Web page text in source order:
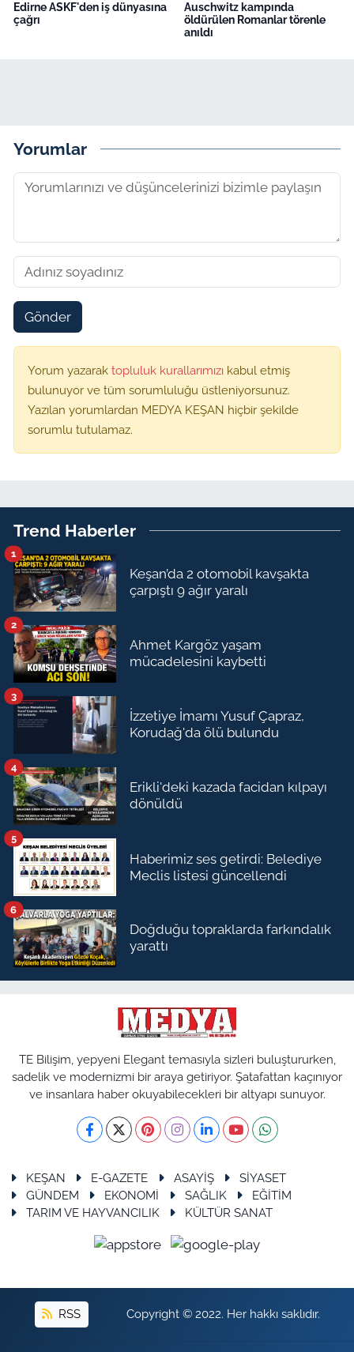
Edirne ASKF'den iş dünyasına
çağrı
Auschwitz kampında
öldürülen Romanlar törenle
anıldı
Yorumlar
Gönder
Yorum yazarak topluluk kurallarımızı kabul etmiş
bulunuyor ve tüm sorumluluğu üstleniyorsunuz.
Yazılan yorumlardan MEDYA KEŞAN hiçbir şekilde
sorumlu tutulamaz.
Trend Haberler
Keşan’da 2 otomobil kavşakta
çarpıştı 9 ağır yaralı
1
Ahmet Kargöz yaşam
mücadelesini kaybetti
2
İzzetiye İmamı Yusuf Çapraz,
Korudağ'da ölü bulundu
3
Erikli'deki kazada facidan kılpayı
dönüldü
4
Haberimiz ses getirdi: Belediye
Meclis listesi güncellendi
5
Doğduğu topraklarda farkındalık
yarattı
6
TE Bilişim, yepyeni Elegant temasıyla sizleri buluştururken,
sadelik ve modernizmi bir araya getiriyor. Şatafattan kaçınıyor
ve insanlara haber okuyabilecekleri bir altyapı sunuyor.
KEŞAN E-GAZETE ASAYİŞ
SİYASET
GÜNDEM
EKONOMİ SAĞLIK
EĞİTİM
TARIM VE HAYVANCILIK
KÜLTÜR SANAT
RSS Copyright © 2022. Her hakkı saklıdır.